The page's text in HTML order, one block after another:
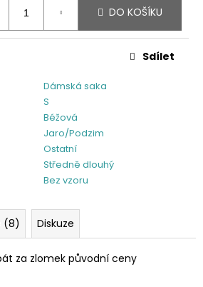
DO KOŠÍKU
Dámská saka
S
Béžová
Jaro/Podzim
Ostatní
Středně dlouhý
Bez vzoru
Sdílet
(8) Diskuze
za zlomek původní ceny